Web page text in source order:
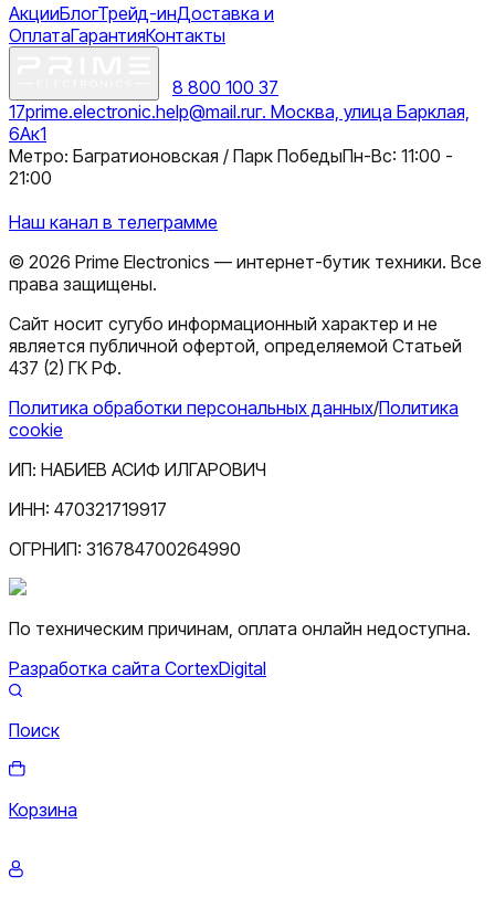
АкцииБлогТрейд-инДоставка и
ОплатаГарантияКонтакты
8 800 100 37
17prime.electronic.help@mail.ruг. Москва, улица Барклая,
6Ак1
Метро: Багратионовская / Парк ПобедыПн-Вс: 11:00 -
21:00
Наш канал в телеграмме
© 2026 Prime Electronics — интернет-бутик техники. Все
права защищены.
Сайт носит сугубо информационный характер и не
является публичной офертой, определяемой Статьей
437 (2) ГК РФ.
Политика обработки персональных данных/Политика
cookie
ИП: НАБИЕВ АСИФ ИЛГАРОВИЧ
ИНН: 470321719917
ОГРНИП: 316784700264990
По техническим причинам, оплата онлайн недоступна.
Разработка сайта CortexDigital
Поиск
Корзина